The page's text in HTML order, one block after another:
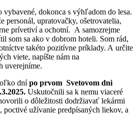
vybavené, dokonca s výhľadom do lesa.
personál, upratovačky, ošetrovatelia,
prívetiví a ochotní. A samozrejme
som sa ako v dobrom hoteli. Som rád,
takéto pozitívne príklady. A určite
viete, napíšte nám na
uverejníme.
dnípo prvom Svetovom dni
Uskutočnili sa k nemu viaceré
o dôležitosti dodržiavať lekármi
poctivé užívanie predpísaných liekov, a